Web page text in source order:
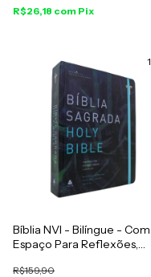
R$26,18 com Pix
1
Bíblia NVI - Bilíngue - Com
Espaço Para Reflexões,
R$159,90